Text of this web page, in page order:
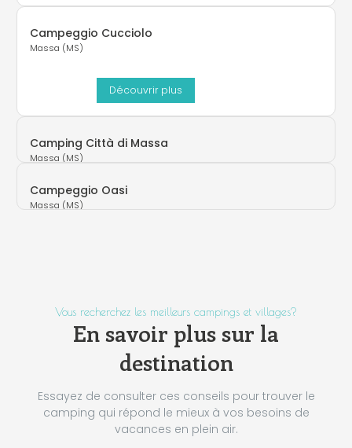
Campeggio Cucciolo
Massa (MS)
Découvrir plus
Camping Città di Massa
Massa (MS)
Campeggio Oasi
Massa (MS)
Vous recherchez les meilleurs campings et villages?
En savoir plus sur la
destination
Essayez de consulter ces conseils pour trouver le
camping qui répond le mieux à vos besoins de
vacances en plein air.